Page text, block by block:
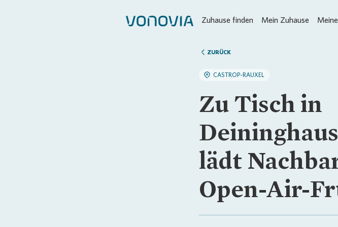
Zuhause finden Mein Zuhause
ZURÜCK
CASTROP-RAUXEL
Zu Tisch in
lädt
Open-Air-